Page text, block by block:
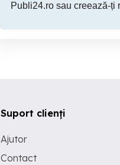
Publi24.ro sau creează-ți
Suport clienți
Ajutor
Contact